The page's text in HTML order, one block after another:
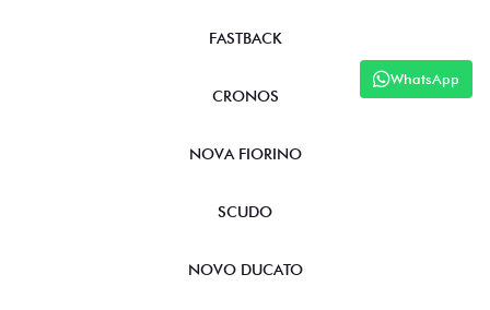
WhatsApp
FASTBACK
CRONOS
NOVA FIORINO
SCUDO
NOVO DUCATO